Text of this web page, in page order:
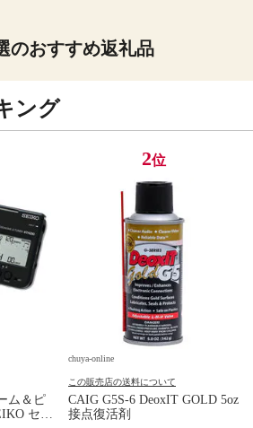
のおすすめ返礼品
ング
ム＆ピ
セイ
2位
chuya-online
この販売店の送料について
CAIG G5S-6 DeoxIT GOLD 5oz
接点復活剤